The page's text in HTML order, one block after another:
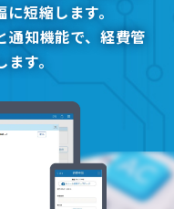
短縮します。
通知機能で、経費管
す。